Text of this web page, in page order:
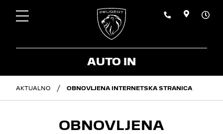
AUTO IN
AKTUALNO OBNOVLJENA INTERNETSKA STRANICA
OBNOVLJENA